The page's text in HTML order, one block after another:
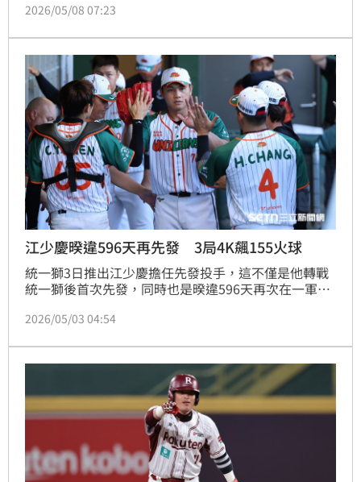
近期開始在社群Threads上發文的艾菩樂，也透露其實
2026/05/08 07:23
江少慶暌違596天再先發 3局4K飆155火球
統一獅3日推出江少慶擔任先發投手，這不僅是他轉戰
統一獅後首次先發，同時也是暌違596天再次在一軍先
振失1分非責失分，最快球速達到155公里，順利完成
2026/05/03 04:54